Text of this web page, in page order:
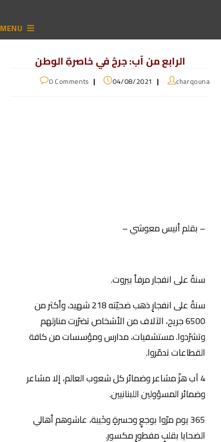
MENU
الرابع من آب: جرحٌ في خاصرةِ الوطن
charqouna
04/08/2021
0 Comments
– بقلم أنيس معوشي –
سنةٌ على انفجار مرفأ بيروت.
سنةٌ على انفجارٍ ذهب ضحيّته 218 شهيد، وأكثر من
6500 جريح، الآلاف من الأشخاص تضرّرت منازلهم
وتشرّدوا. مستشفيات، مدارس ومؤسسات من كافة
القطاعات تدمّروا.
4 آب هزّ مشاعر وضمائر كل شعوب العالم، إلا مشاعر
وضمائر المسؤولين اللبنانيين.
365 يوم مرّوا بوجعٍ وحسرةٍ وخَيبة، عاشوهم أهالي
الضحايا بقلبٍ مفطورٍ مكسور.